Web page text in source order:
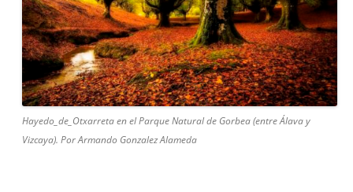
Hayedo_de_Otxarreta en el Parque Natural de Gorbea (entre Álava y
Vizcaya). Por Armando Gonzalez Alameda